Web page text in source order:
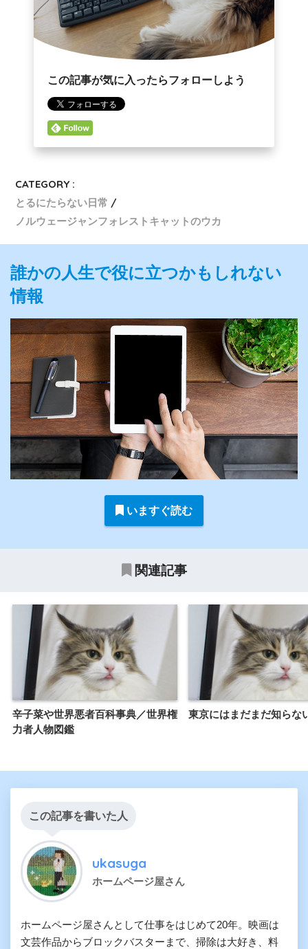
この記事が気に入ったらフォローしよう
CATEGORY :
とるにたらない日常
ノルウェージャンフォレストキャットのウカ
誰かの人生で役に立つかもしれない
情報
いますぐ読む
関連記事
辛子菜や世界悪者百科事典／世界権
力者人物図鑑
東京にはまだまだ知らな
この記事を書いた人
ukasuga
ホームページ屋さん
ホームページ屋さんとして仕事をはじめて20年。映画は
文芸作品からブロックバスターまで、掃除は大好き、料